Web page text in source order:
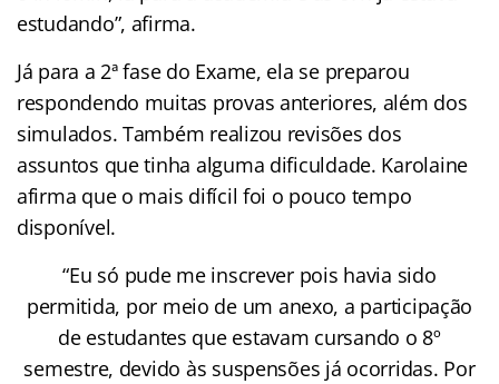
estudando”, afirma.
Já para a 2ª fase do Exame, ela se preparou
respondendo muitas provas anteriores, além dos
simulados. Também realizou revisões dos
assuntos que tinha alguma dificuldade. Karolaine
afirma que o mais difícil foi o pouco tempo
disponível.
“Eu só pude me inscrever pois havia sido
permitida, por meio de um anexo, a participação
de estudantes que estavam cursando o 8º
semestre, devido às suspensões já ocorridas. Por